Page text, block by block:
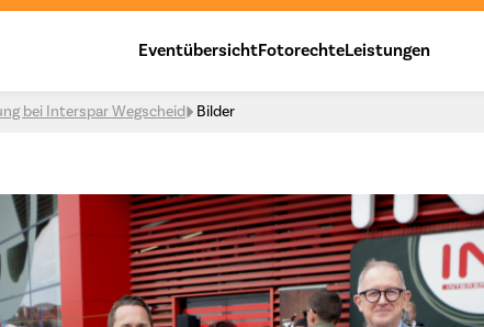
EventübersichtFotorechteLeistungen
bei Interspar Wegscheid Bilder